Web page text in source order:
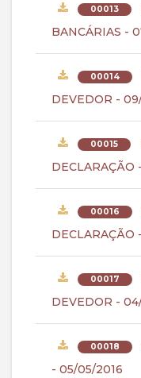
00013
BANCÁRIAS -
00014
DEVEDOR -
00015
DECLARAÇÃO
00016
DECLARAÇÃO
00017
DEVEDOR -
00018
- 05/05/2016